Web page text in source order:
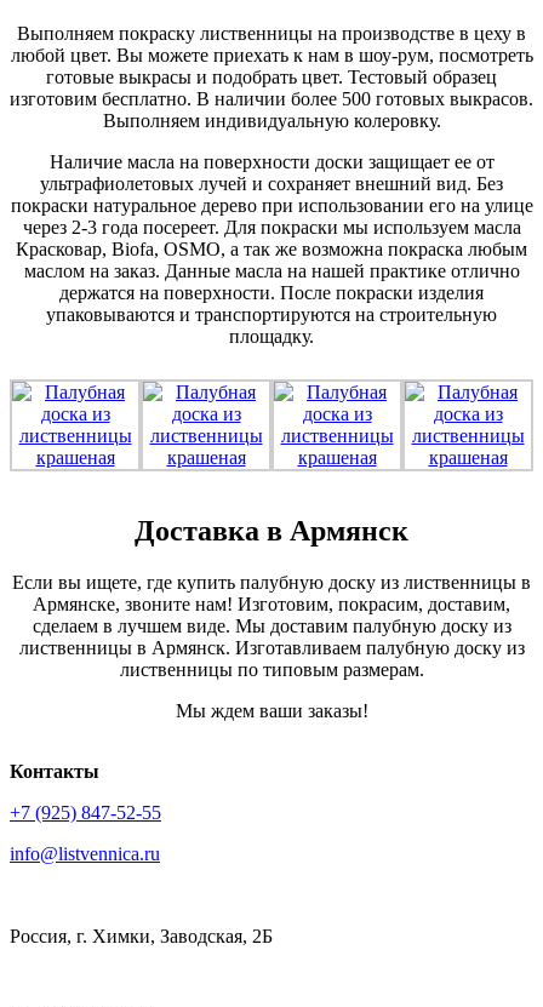
Выполняем покраску лиственницы на производстве в цеху в
любой цвет. Вы можете приехать к нам в шоу-рум, посмотреть
готовые выкрасы и подобрать цвет. Тестовый образец
изготовим бесплатно. В наличии более 500 готовых выкрасов.
Выполняем индивидуальную колеровку.
Наличие масла на поверхности доски защищает ее от
ультрафиолетовых лучей и сохраняет внешний вид. Без
покраски натуральное дерево при использовании его на улице
через 2-3 года посереет. Для покраски мы используем масла
Красковар, Biofa, OSMO, а так же возможна покраска любым
маслом на заказ. Данные масла на нашей практике отлично
держатся на поверхности. После покраски изделия
упаковываются и транспортируются на строительную
площадку.
Доставка в Армянск
Если вы ищете, где купить палубную доску из лиственницы в
Армянске, звоните нам! Изготовим, покрасим, доставим,
сделаем в лучшем виде. Мы доставим палубную доску из
лиственницы в Армянск. Изготавливаем палубную доску из
лиственницы по типовым размерам.
Мы ждем ваши заказы!
Контакты
+7 (925) 847-52-55
info@listvennica.ru
Россия, г. Химки, Заводская, 2Б